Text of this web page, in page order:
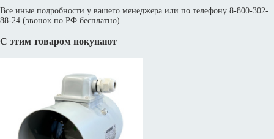
Все иные подробности у вашего менеджера или по телефону 8-800-302-
88-24 (звонок по РФ бесплатно).
С этим товаром покупают